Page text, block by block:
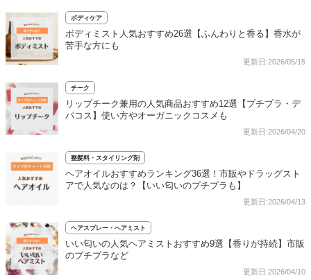
ボディケア
ボディミスト人気おすすめ26選【ふんわりと香る】香水が
苦手な方にも
更新日:2026/05/15
チーク
リップチーク兼用の人気商品おすすめ12選【プチプラ・デ
パコス】使い方やオーガニックコスメも
更新日:2026/04/20
整髪料・スタイリング剤
ヘアオイルおすすめランキング36選！市販やドラッグスト
アで人気なのは？【いい匂いのプチプラも】
更新日:2026/04/13
ヘアスプレー・へアミスト
いい匂いの人気ヘアミストおすすめ9選【香りが持続】市販
のプチプラなど
更新日:2026/04/10